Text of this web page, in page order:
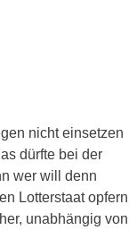
nicht einsetzen
dürfte bei der
wer will denn
Lotterstaat opfern
unabhängig von